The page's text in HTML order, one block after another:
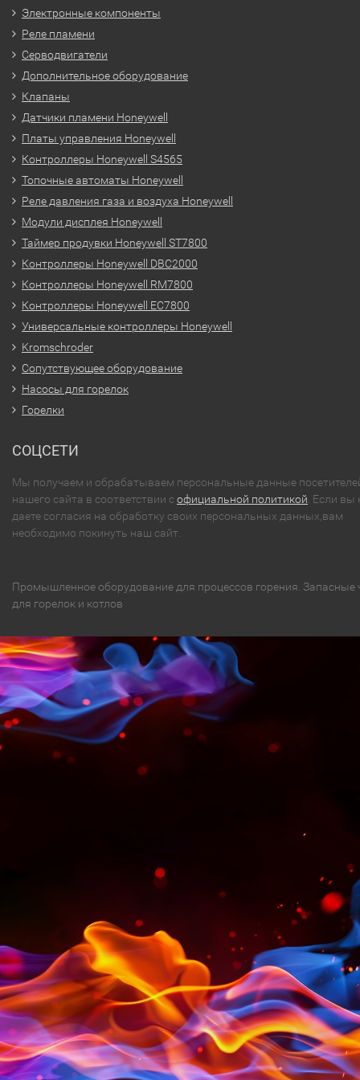
Электронные компоненты
Реле пламени
Серводвигатели
Дополнительное оборудование
Клапаны
Датчики пламени Honeywell
Платы управления Honeywell
Контроллеры Honeywell S4565
Топочные автоматы Honeywell
Реле давления газа и воздуха Honeywell
Модули дисплея Honeywell
Таймер продувки Honeywell ST7800
Контроллеры Honeywell DBC2000
Контроллеры Honeywell RM7800
Контроллеры Honeywell EC7800
Универсальные контроллеры Honeywell
Kromschroder
Сопутствующее оборудование
Насосы для горелок
Горелки
СОЦСЕТИ
Мы получаем и обрабатываем персональные данные
нашего сайта в соответствии софициальной политикой . Если вы
даете согласия на обработку своих персональных данных,вам
необходимо покинуть наш сайт.
Промышленное оборудование для процессов горения. Запасные
для горелок и котлов